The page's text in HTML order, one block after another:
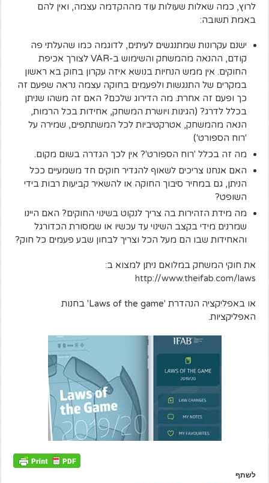
לרוץ, כמה שאלות שעולות עוד מההקדמה עצמה, ואין להם
באמת תשובה:
ישנם עקרונות שמתנגשים לעיתים, לדוגמה כמו שהעלתי פה
קודם, ההנאה מהמשחק והשימוש ב-VAR לצורך אכיפת
החוקים. אין ממש הנחיות בנושא איזה עקרון בחוק בא ראשון
במקרים של התנגשות ולפעמים בחוקה עצמה נראה שפעם זה
כך ופעם זה אחרת. מה הדירוג שלכם? האם זה משהו שניתן
בכלל לדרג? (הגינות ויושרת המשחק, אחידות בכל הרמות,
הנאה מהמשחק, אטרקטיביות לכל המשתתפים, שמירה על
'רוח הספורט')
מה זה בכלל 'רוח הספורט'? אין לכך הגדרה בשום מקום.
האם אנחנו צריכים לשאוף להגדיר חוקים חד משמעיים ככל
הניתן, גם במחיר סיבוך החוקה או להשאיר קביעות רבות בידי
השופט?
מה מידת הזהירות בה צריך לנקוט בשינוי החוקים? האם היינו
שמרנים מידי בקצב השינוי עד עכשיו או שמסורת הכדורגל
והאחידות שבו הם מעל הכל וצריך לבחון שבע פעמים כל חוק?
את חוקי המשחק במלואם ניתן למצוא ב:
http://www.theifab.com/laws
או באפליקציה הנהדרת 'Laws of the game' בחנות
האפליקציות.
לשתף